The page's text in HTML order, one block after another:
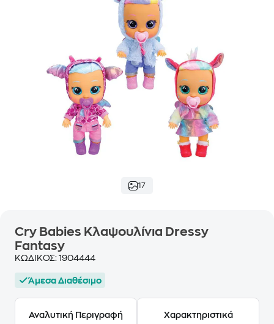
17
Cry Babies Κλαψουλίνια Dressy
Fantasy
ΚΩΔΙΚΟΣ: 1904444
Άμεσα Διαθέσιμο
Αναλυτική Περιγραφή Χαρακτηριστικά